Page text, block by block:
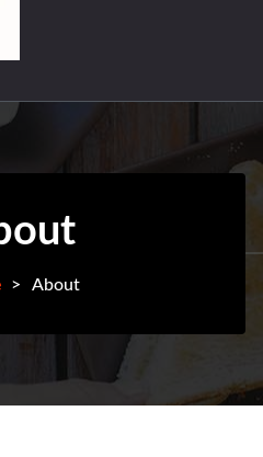
> About